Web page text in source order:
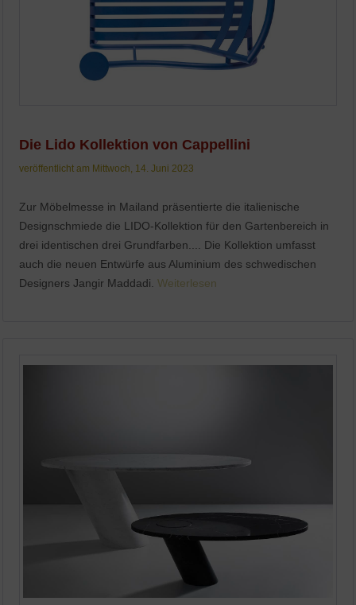
Die Lido Kollektion von Cappellini
veröffentlicht am Mittwoch, 14. Juni 2023
Zur Möbelmesse in Mailand präsentierte die italienische
Designschmiede die LIDO-Kollektion für den Gartenbereich in
drei identischen drei Grundfarben.... Die Kollektion umfasst
auch die neuen Entwürfe aus Aluminium des schwedischen
Designers Jangir Maddadi.Weiterlesen